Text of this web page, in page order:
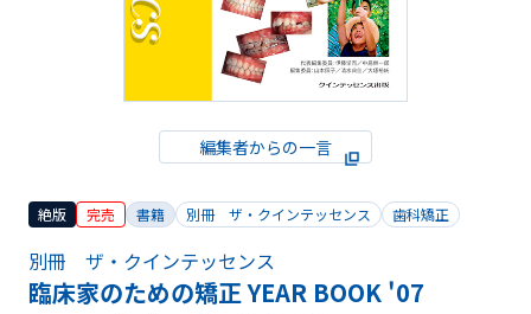
編集者からの一言
絶版 完売 書籍 別冊 ザ・クインテッセンス 歯科矯正
別冊 ザ・クインテッセンス
臨床家のための矯正 YEAR BOOK '07